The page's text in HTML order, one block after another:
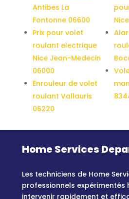
Antibes La
Fontonne 06600
Prix pour volet
roulant electrique
Nice Jean-Medecin
06000
Enrouleur de volet
roulant Vallauris
06220
Home Services
Les techniciens de Home
professionnels expérimentés
intervenir rapidement et